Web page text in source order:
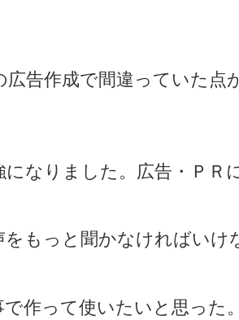
広告作成で間違っていた点
になりました。広告・ＰＲ
をもっと聞かなければいけ
で作って使いたいと思った